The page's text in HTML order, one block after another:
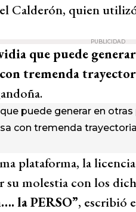
Calderón, quien
PUBLICIDAD
que puede
tremenda
puede generar en
con tremenda
plataforma, la
su molestia con los
la PERSO”, escribió